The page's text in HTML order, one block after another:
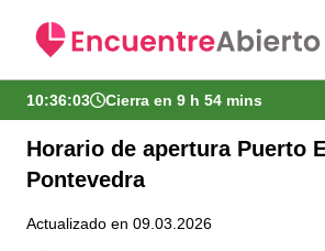
10:36:03 Cierra en 9 h 54 mins
Horario de apertura Puerto
Pontevedra
Actualizado en 09.03.2026